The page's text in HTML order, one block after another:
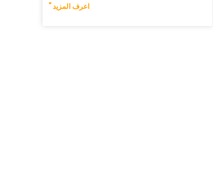
اعرف المزيد "